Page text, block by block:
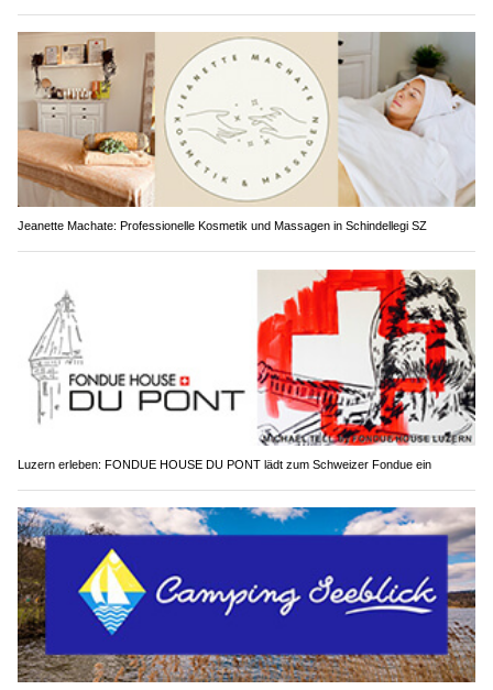
Jeanette Machate: Professionelle Kosmetik und Massagen in Schindellegi SZ
Luzern erleben: FONDUE HOUSE DU PONT lädt zum Schweizer Fondue ein